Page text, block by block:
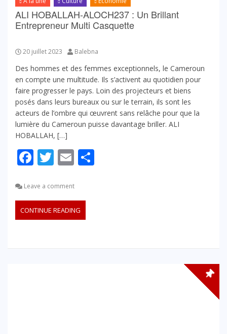
ALI HOBALLAH-ALOCH237 : Un Brillant
Entrepreneur Multi Casquette
20 juillet 2023 Balebna
Des hommes et des femmes exceptionnels, le Cameroun
en compte une multitude. Ils s’activent au quotidien pour
faire progresser le pays. Loin des projecteurs et biens
posés dans leurs bureaux ou sur le terrain, ils sont les
acteurs de l’ombre qui œuvrent sans relâche pour que la
lumière du Cameroun puisse davantage briller. ALI
HOBALLAH, […]
Facebook
Twitter
Email
Leave a comment
CONTINUE READING